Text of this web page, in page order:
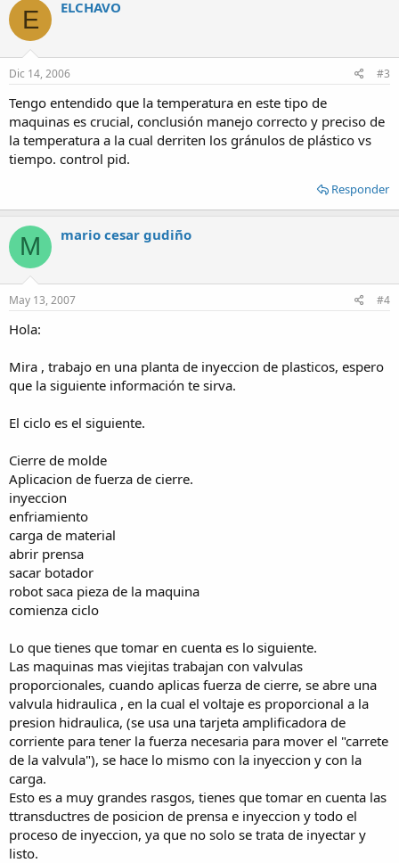
E ELCHAVO
Dic 14, 2006 #3
Tengo entendido que la temperatura en este tipo de
maquinas es crucial, conclusión manejo correcto y preciso de
la temperatura a la cual derriten los gránulos de plástico vs
tiempo. control pid.
Responder
M mario cesar gudiño
May 13, 2007 #4
Hola:
Mira , trabajo en una planta de inyeccion de plasticos, espero
que la siguiente información te sirva.
El ciclo es el siguiente.
Cierre de molde
Aplicacion de fuerza de cierre.
inyeccion
enfriamiento
carga de material
abrir prensa
sacar botador
robot saca pieza de la maquina
comienza ciclo
Lo que tienes que tomar en cuenta es lo siguiente.
Las maquinas mas viejitas trabajan con valvulas
proporcionales, cuando aplicas fuerza de cierre, se abre una
valvula hidraulica , en la cual el voltaje es proporcional a la
presion hidraulica, (se usa una tarjeta amplificadora de
corriente para tener la fuerza necesaria para mover el "carrete
de la valvula"), se hace lo mismo con la inyeccion y con la
carga.
Esto es a muy grandes rasgos, tienes que tomar en cuenta las
ttransductres de posicion de prensa e inyeccion y todo el
proceso de inyeccion, ya que no solo se trata de inyectar y
listo.